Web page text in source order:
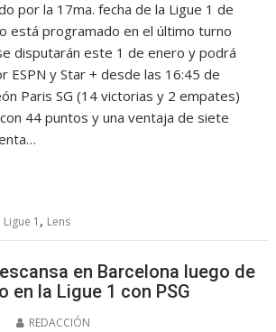
por la 17ma. fecha de la Ligue 1 de
está programado en el último turno
disputarán este 1 de enero y podrá
ESPN y Star + desde las 16:45 de
Paris SG (14 victorias y 2 empates)
44 puntos y una ventaja de siete
Ligue 1 , Lens
en Barcelona luego de
en la Ligue 1 con PSG
REDACCIÓN